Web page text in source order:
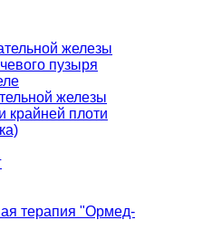
железы
пузыря
железы
крайней плоти
терапия "Ормед-